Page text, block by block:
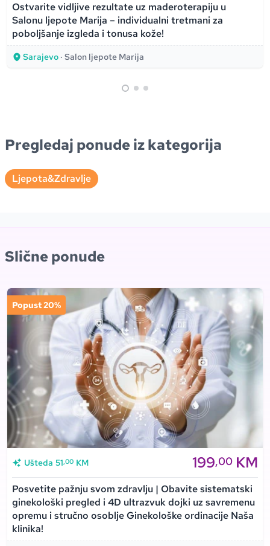
Ostvarite vidljive rezultate uz maderoterapiju u
Salonu ljepote Marija – individualni tretmani za
poboljšanje izgleda i tonusa kože!
Sarajevo · Salon ljepote Marija
Pregledaj ponude iz kategorija
Ljepota&Zdravlje
Slične ponude
Popust 20%
Ušteda 51,00 KM 199,00 KM
Posvetite pažnju svom zdravlju | Obavite sistematski
ginekološki pregled i 4D ultrazvuk dojki uz savremenu
opremu i stručno osoblje Ginekološke ordinacije Naša
klinika!